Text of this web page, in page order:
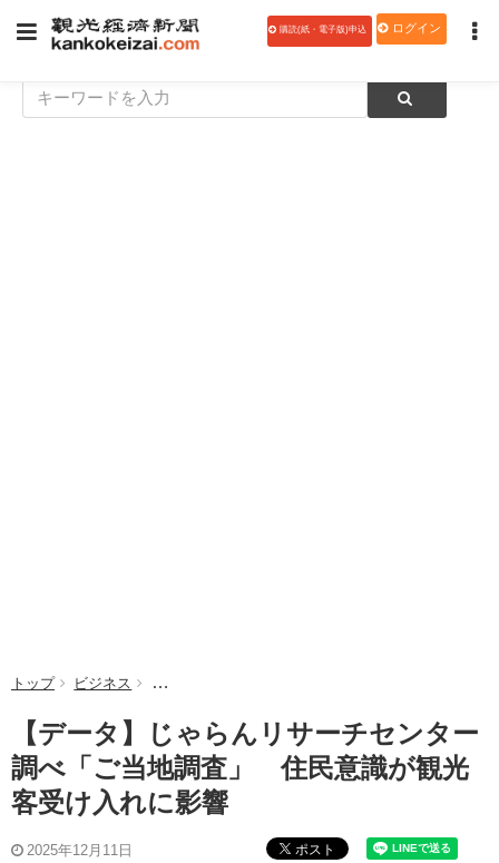
購読(紙・電子版)申込 ログイン
トップ ビジネス 【データ】じゃらんリサーチセンター調べ「ご当
【データ】じゃらんリサーチセンター
調べ「ご当地調査」 住民意識が観光
客受け入れに影響
2025年12月11日 ポスト